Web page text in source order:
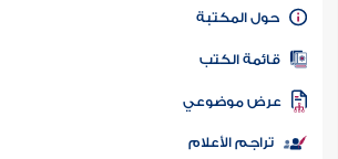
كتاب الأمة
المكتبة
الكتب